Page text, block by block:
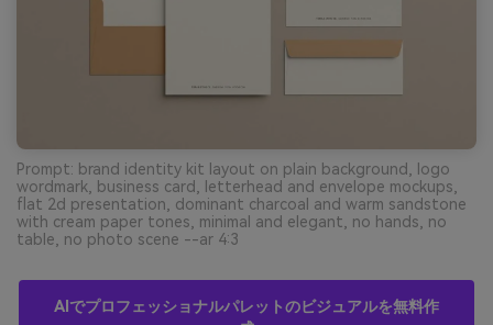
Prompt: brand identity kit layout on plain background, logo
wordmark, business card, letterhead and envelope mockups,
flat 2d presentation, dominant charcoal and warm sandstone
with cream paper tones, minimal and elegant, no hands, no
table, no photo scene --ar 4:3
AIでプロフェッショナルパレットのビジュアルを無料作